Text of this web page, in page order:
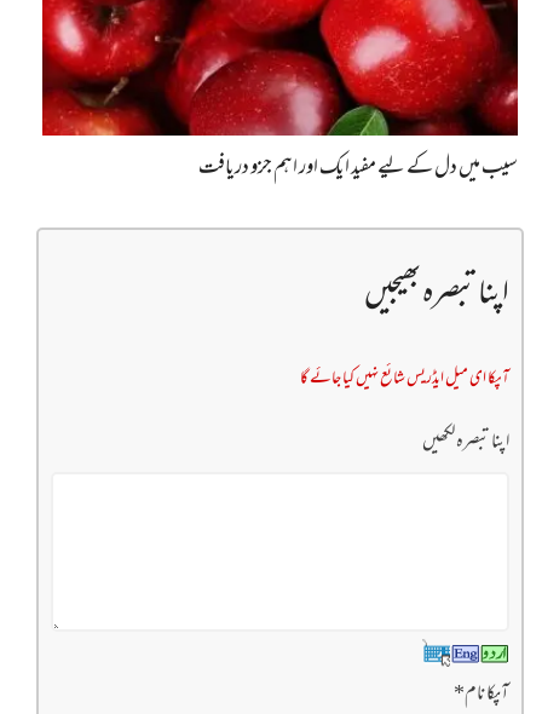
سیب میں دل کے لیے مفید ایک اور اہم جزو دریافت
اپنا تبصرہ بھیجیں
آپکا ای میل ایڈریس شائع نہیں کیا جائے گا
اپنا تبصرہ لکھیں
آپکا نام*